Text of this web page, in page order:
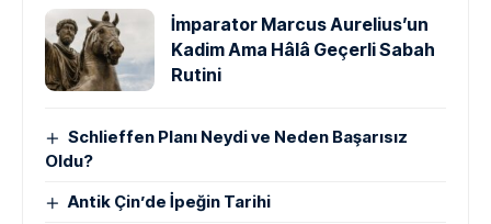
İmparator Marcus Aurelius’un
Kadim Ama Hâlâ Geçerli Sabah
Rutini
Schlieffen Planı Neydi ve Neden Başarısız
Oldu?
Antik Çin’de İpeğin Tarihi